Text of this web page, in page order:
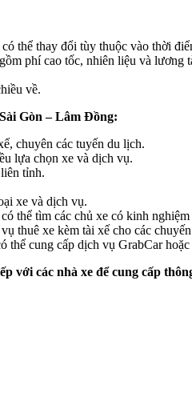
có thể thay đổi tùy thuộc vào thời
phí cao tốc, nhiên liệu và
về.
Gòn – Lâm Đồng:
chuyên các tuyến du lịch.
lựa chọn xe và dịch vụ.
tỉnh.
xe và dịch vụ.
thể tìm các chủ xe có kinh
thuê xe kèm tài xế cho các
thể cung cấp dịch vụ GrabCar
với các nhà xe để cung cấp